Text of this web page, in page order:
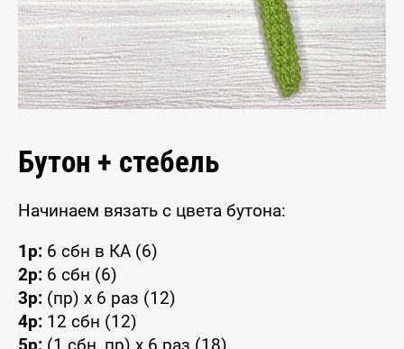
Бутон + стебель
Начинаем вязать с цвета бутона:
1р: 6 сбн в КА (6)
2р: 6 сбн (6)
3р: (пр) x 6 раз (12)
4р: 12 сбн (12)